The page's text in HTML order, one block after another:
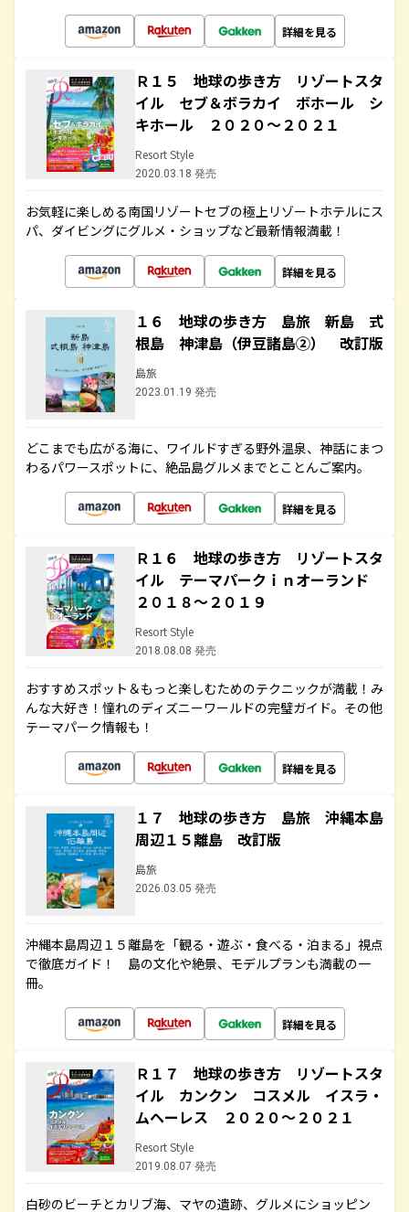
詳細を見る
Ｒ１５ 地球の歩き方 リゾートスタ
イル セブ＆ボラカイ ボホール シ
キホール ２０２０～２０２１
Resort Style
2020.03.18 発売
お気軽に楽しめる南国リゾートセブの極上リゾートホテルにス
パ、ダイビングにグルメ・ショップなど最新情報満載！
詳細を見る
１６ 地球の歩き方 島旅 新島 式
根島 神津島（伊豆諸島②） 改訂版
島旅
2023.01.19 発売
どこまでも広がる海に、ワイルドすぎる野外温泉、神話にまつ
わるパワースポットに、絶品島グルメまでとことんご案内。
詳細を見る
Ｒ１６ 地球の歩き方 リゾートスタ
イル テーマパークｉｎオーランド
２０１８～２０１９
Resort Style
2018.08.08 発売
おすすめスポット＆もっと楽しむためのテクニックが満載！み
んな大好き！憧れのディズニーワールドの完璧ガイド。その他
テーマパーク情報も！
詳細を見る
１７ 地球の歩き方 島旅 沖縄本島
周辺１５離島 改訂版
島旅
2026.03.05 発売
沖縄本島周辺１５離島を「観る・遊ぶ・食べる・泊まる」視点
で徹底ガイド！ 島の文化や絶景、モデルプランも満載の一
冊。
詳細を見る
Ｒ１７ 地球の歩き方 リゾートスタ
イル カンクン コスメル イスラ・
ムヘーレス ２０２０～２０２１
Resort Style
2019.08.07 発売
白砂のビーチとカリブ海、マヤの遺跡、グルメにショッピン